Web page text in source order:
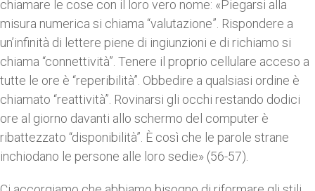
chiamare le cose con il loro vero nome: «Piegarsi alla
misura numerica si chiama “valutazione”. Rispondere a
un’infinità di lettere piene di ingiunzioni e di richiamo si
chiama “connettività”. Tenere il proprio cellulare acceso a
tutte le ore è “reperibilità”. Obbedire a qualsiasi ordine è
chiamato “reattività”. Rovinarsi gli occhi restando dodici
ore al giorno davanti allo schermo del computer è
ribattezzato “disponibilità”. È così che le parole strane
inchiodano le persone alle loro sedie» (56-57).